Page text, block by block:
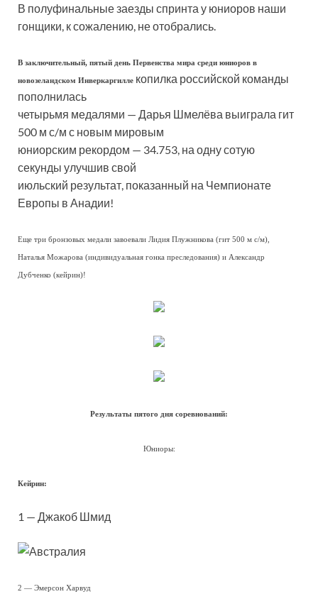
В полуфинальные заезды спринта у юниоров наши
гонщики, к сожалению, не отобрались.
В заключительный, пятый день Первенства мира среди юниоров в
новозеландском Инверкаргилле копилка российской команды
пополнилась
четырьмя медалями — Дарья Шмелёва выиграла гит
500 м с/м с новым мировым
юниорским рекордом — 34.753, на одну сотую
секунды улучшив свой
июльский результат, показанный на Чемпионате
Европы в Анадии!
Еще три бронзовых медали завоевали Лидия Плужникова (гит 500 м с/м),
Наталья Можарова (индивидуальная гонка преследования) и Александр
Дубченко (кейрин)!
Результаты пятого дня соревнований:
Юниоры:
Кейрин:
1 — Джакоб Шмид
2 — Эмерсон Харвуд